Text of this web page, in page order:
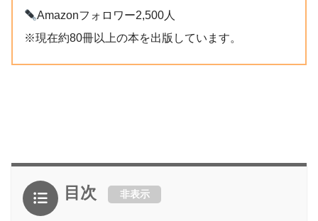
Amazonフォロワー2,500人
※現在約80冊以上の本を出版しています。
目次 非表示